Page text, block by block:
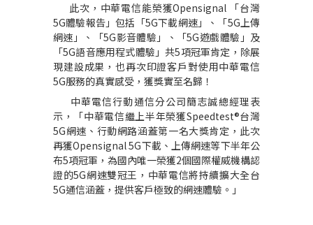
此次，中華電信能榮獲Opensignal
「台灣
5G體驗報告」包括「5G下載網速」、「5G上傳
網速」、「5G影音體驗」、「5G遊戲體驗」及
「5G語音應用程式體驗」共5項冠軍肯定，除展
現建設成果，也再次印證客戶對使用中華電信
5G服務的真實感受，獲獎實至名歸！
中華電信行動通信分公司簡志誠總經理表
示，「中華電信繼上半年榮獲Speedtest®台灣
5G網速、行動網路涵蓋第一名大獎肯定，此次
再獲Opensignal 5G下載、上傳網速等下半年公
布5項冠軍，為國內唯一榮獲2個國際權威機構認
證的5G網速雙冠王，中華電信將持續擴大全台
5G通信涵蓋，提供客戶極致的網速體驗。」